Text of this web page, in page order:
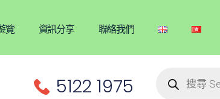
覽 資訊分享 聯絡我們
5122 1975